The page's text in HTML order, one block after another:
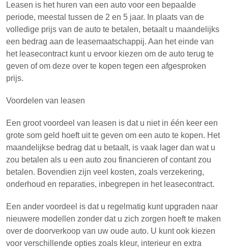
Leasen is het huren van een auto voor een bepaalde
periode, meestal tussen de 2 en 5 jaar. In plaats van de
volledige prijs van de auto te betalen, betaalt u maandelijks
een bedrag aan de leasemaatschappij. Aan het einde van
het leasecontract kunt u ervoor kiezen om de auto terug te
geven of om deze over te kopen tegen een afgesproken
prijs.
Voordelen van leasen
Een groot voordeel van leasen is dat u niet in één keer een
grote som geld hoeft uit te geven om een auto te kopen. Het
maandelijkse bedrag dat u betaalt, is vaak lager dan wat u
zou betalen als u een auto zou financieren of contant zou
betalen. Bovendien zijn veel kosten, zoals verzekering,
onderhoud en reparaties, inbegrepen in het leasecontract.
Een ander voordeel is dat u regelmatig kunt upgraden naar
nieuwere modellen zonder dat u zich zorgen hoeft te maken
over de doorverkoop van uw oude auto. U kunt ook kiezen
voor verschillende opties zoals kleur, interieur en extra